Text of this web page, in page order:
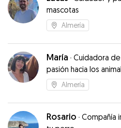
mascotas
Almería
María · Cuidadora
pasión hacia los
Almería
Rosario · Compañía